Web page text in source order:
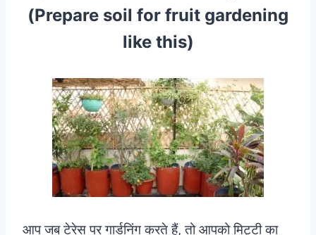
(Prepare soil for fruit gardening
like this)
आप जब टेरेस पर गार्डनिंग करते हैं, तो आपको मिट्टी का